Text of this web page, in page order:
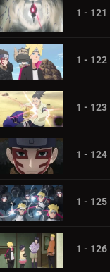
1 - 121
1 - 122
1 - 123
1 - 124
1 - 125
1 - 126